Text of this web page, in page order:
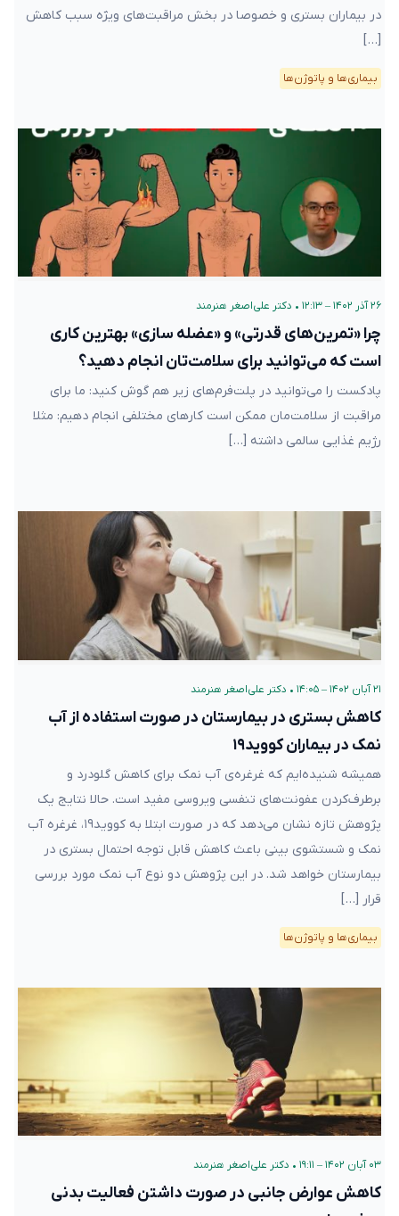
در بیماران بستری و خصوصا در بخش مراقبت‌های ویژه سبب کاهش
[…]
بیماری‌ها و پاتوژن‌ها
۲۶ آذر ۱۴۰۲ – ۱۲:۱۳ • دکتر علی‌اصغر هنرمند
چرا «تمرین‌های قدرتی» و «عضله سازی» بهترین کاری
است که می‌توانید برای سلامت‌تان انجام دهید؟
پادکست را می‌توانید در پلت‌فرم‌های زیر هم گوش کنید: ما برای
مراقبت از سلامت‌مان ممکن است کارهای مختلفی انجام دهیم: مثلا
رژیم غذایی سالمی داشته […]
۲۱ آبان ۱۴۰۲ – ۱۴:۰۵ • دکتر علی‌اصغر هنرمند
کاهش بستری در بیمارستان در صورت استفاده از آب
نمک در بیماران کووید۱۹
همیشه شنیده‌ایم که غرغره‌ی آب نمک برای کاهش گلودرد و
برطرف‌کردن عفونت‌های تنفسی ویروسی مفید است. حالا نتایج یک
پژوهش تازه نشان می‌دهد که در صورت ابتلا به کووید۱۹، غرغره آب
نمک و شستشوی بینی باعث کاهش قابل توجه احتمال بستری در
بیمارستان خواهد شد. در این پژوهش دو نوع آب نمک مورد بررسی
قرار […]
بیماری‌ها و پاتوژن‌ها
۰۳ آبان ۱۴۰۲ – ۱۹:۱۱ • دکتر علی‌اصغر هنرمند
کاهش عوارض جانبی در صورت داشتن فعالیت بدنی